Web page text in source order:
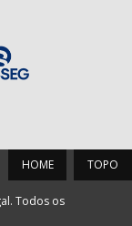
TOPO
HOME
Todos os